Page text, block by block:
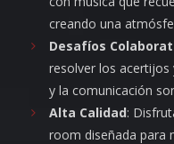
creando una
Desafíos
resolver los acertijos
y la comunicación
Alta Calidad:
room diseñada para